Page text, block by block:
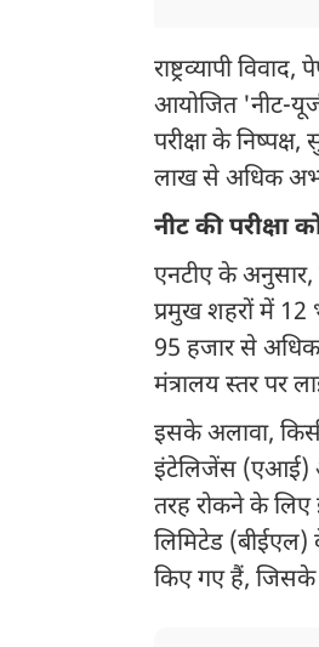
राष्ट्रव्यापी
आयोजित 'नीट-
परीक्षा के
लाख से अधिक
नीट की परीक्षा
एनटीए के अनुसार,
प्रमुख शहरों में 12
95 हजार से अधिक
मंत्रालय स्तर पर
इसके अलावा,
इंटेलिजेंस (एआई)
तरह रोकने के लिए
लिमिटेड
किए गए हैं, जिसके